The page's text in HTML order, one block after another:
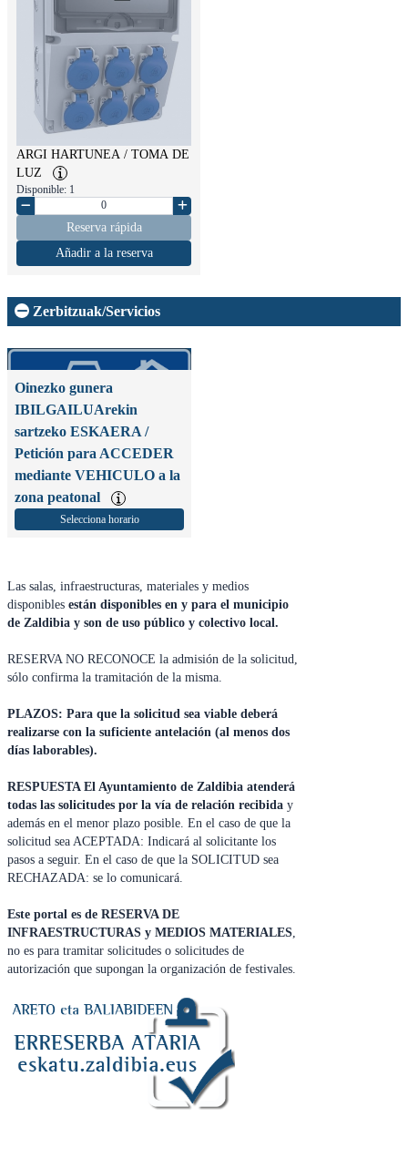
Las salas, infraestructuras, materiales y medios
disponibles están disponibles en y para el municipio
de Zaldibia y son de uso público y colectivo local.
RESERVA NO RECONOCE la admisión de la solicitud,
sólo confirma la tramitación de la misma.
PLAZOS: Para que la solicitud sea viable deberá
realizarse con la suficiente antelación (al menos dos
días laborables).
RESPUESTA El Ayuntamiento de Zaldibia atenderá
todas las solicitudes por la vía de relación recibida y
además en el menor plazo posible. En el caso de que la
solicitud sea ACEPTADA: Indicará al solicitante los
pasos a seguir. En el caso de que la SOLICITUD sea
RECHAZADA: se lo comunicará.
Este portal es de RESERVA DE
INFRAESTRUCTURAS y MEDIOS MATERIALES
no es para tramitar solicitudes o solicitudes de
autorización que supongan la organización de festivales.
ARGI HARTUNEA / TOMA DE
LUZ
Disponible: 1
Reserva rápida
Añadir a la reserva
Zerbitzuak/Servicios
Oinezko gunera
IBILGAILUArekin
sartzeko ESKAERA /
Petición para ACCEDER
mediante VEHICULO a la
zona peatonal
Selecciona horario